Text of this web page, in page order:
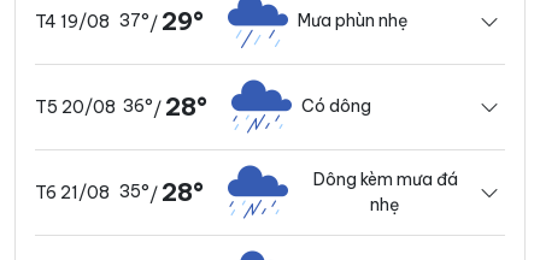
T4 19/08 37°/ 29° Mưa phùn nhẹ
T5 20/08 36°/ 28° Có dông
T6 21/08 35°/ 28°
Dông kèm mưa đá
nhẹ